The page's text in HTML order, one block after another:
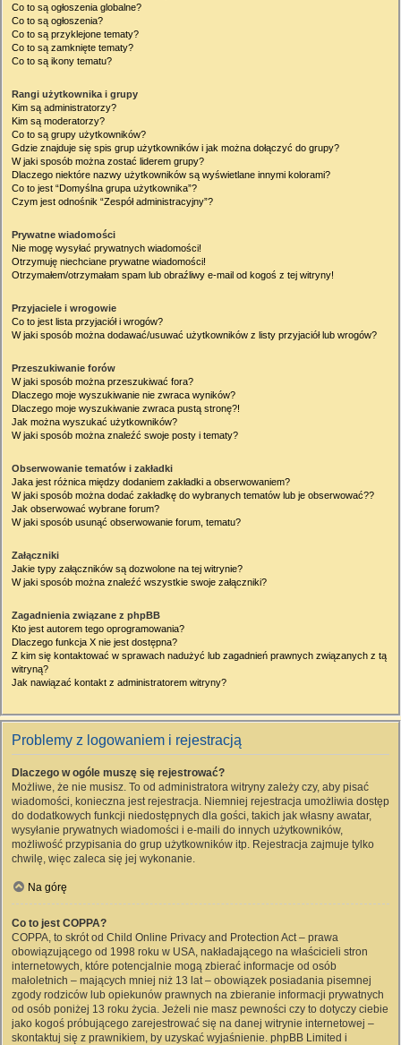
Co to są ogłoszenia globalne?
Co to są ogłoszenia?
Co to są przyklejone tematy?
Co to są zamknięte tematy?
Co to są ikony tematu?
Rangi użytkownika i grupy
Kim są administratorzy?
Kim są moderatorzy?
Co to są grupy użytkowników?
Gdzie znajduje się spis grup użytkowników i jak można dołączyć do grupy?
W jaki sposób można zostać liderem grupy?
Dlaczego niektóre nazwy użytkowników są wyświetlane innymi kolorami?
Co to jest “Domyślna grupa użytkownika”?
Czym jest odnośnik “Zespół administracyjny”?
Prywatne wiadomości
Nie mogę wysyłać prywatnych wiadomości!
Otrzymuję niechciane prywatne wiadomości!
Otrzymałem/otrzymałam spam lub obraźliwy e-mail od kogoś z tej witryny!
Przyjaciele i wrogowie
Co to jest lista przyjaciół i wrogów?
W jaki sposób można dodawać/usuwać użytkowników z listy przyjaciół lub wrogów?
Przeszukiwanie forów
W jaki sposób można przeszukiwać fora?
Dlaczego moje wyszukiwanie nie zwraca wyników?
Dlaczego moje wyszukiwanie zwraca pustą stronę?!
Jak można wyszukać użytkowników?
W jaki sposób można znaleźć swoje posty i tematy?
Obserwowanie tematów i zakładki
Jaka jest różnica między dodaniem zakładki a obserwowaniem?
W jaki sposób można dodać zakładkę do wybranych tematów lub je obserwować??
Jak obserwować wybrane forum?
W jaki sposób usunąć obserwowanie forum, tematu?
Załączniki
Jakie typy załączników są dozwolone na tej witrynie?
W jaki sposób można znaleźć wszystkie swoje załączniki?
Zagadnienia związane z phpBB
Kto jest autorem tego oprogramowania?
Dlaczego funkcja X nie jest dostępna?
Z kim się kontaktować w sprawach nadużyć lub zagadnień prawnych związanych z tą
witryną?
Jak nawiązać kontakt z administratorem witryny?
Problemy z logowaniem i rejestracją
Dlaczego w ogóle muszę się rejestrować?
Możliwe, że nie musisz. To od administratora witryny zależy czy, aby pisać
wiadomości, konieczna jest rejestracja. Niemniej rejestracja umożliwia dostęp
do dodatkowych funkcji niedostępnych dla gości, takich jak własny awatar,
wysyłanie prywatnych wiadomości i e-maili do innych użytkowników,
możliwość przypisania do grup użytkowników itp. Rejestracja zajmuje tylko
chwilę, więc zaleca się jej wykonanie.
Na górę
Co to jest COPPA?
COPPA, to skrót od Child Online Privacy and Protection Act – prawa
obowiązującego od 1998 roku w USA, nakładającego na właścicieli stron
internetowych, które potencjalnie mogą zbierać informacje od osób
małoletnich – mających mniej niż 13 lat – obowiązek posiadania pisemnej
zgody rodziców lub opiekunów prawnych na zbieranie informacji prywatnych
od osób poniżej 13 roku życia. Jeżeli nie masz pewności czy to dotyczy ciebie
jako kogoś próbującego zarejestrować się na danej witrynie internetowej –
skontaktuj się z prawnikiem, by uzyskać wyjaśnienie. phpBB Limited i